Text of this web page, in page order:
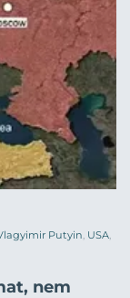
Putyin USA
nem